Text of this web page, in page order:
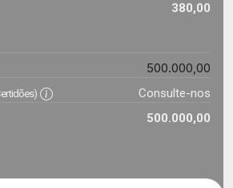
380,00
500.000,00
Consulte-nos
500.000,00